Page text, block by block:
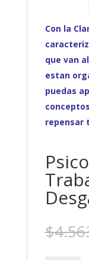
Con la
que van
estan
puedas
repensar
$